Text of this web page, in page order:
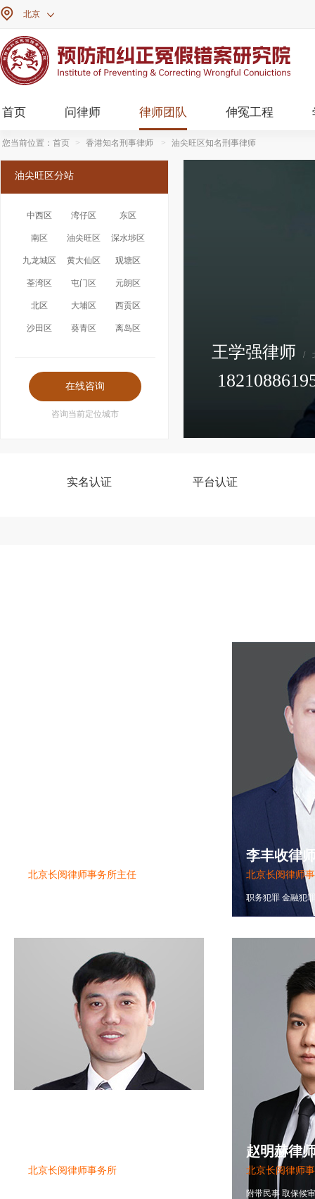
 北京 
首页 问律师 律师团队 伸冤工程
您当前位置： 首页 > 香港知名刑事律师 > 油尖旺区知名刑事律师
油尖旺区分站
中西区 湾仔区 东区
南区 油尖旺区 深水埗区
九龙城区 黄大仙区 观塘区
荃湾区 屯门区 元朗区
北区 大埔区 西贡区
沙田区 葵青区 离岛区
咨询当前定位城市
王学强律师 /
张淑锋律师
曹树明律师 /
实名认证 平台认证
北京长阅律师事务所主任
李丰收律
北京长阅律师
职务犯罪 金融犯罪
北京长阅律师事务所
赵明赫律
北京长阅律师
附带民事 取保候审